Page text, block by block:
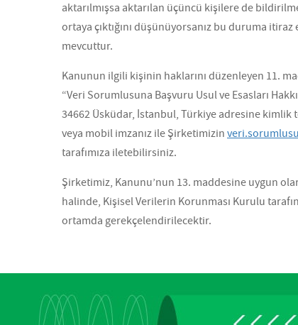
aktarılmışsa aktarılan üçüncü kişilere de
ortaya çıktığını düşünüyorsanız bu duruma
mevcuttur.
Kanunun ilgili kişinin haklarını düzenleyen 11.
“Veri Sorumlusuna Başvuru Usul ve Esasları
34662 Üsküdar, İstanbul, Türkiye adresine kimlik
veya mobil imzanız ile Şirketimizin
tarafımıza iletebilirsiniz.
Şirketimiz, Kanunu’nun 13. maddesine uygun
halinde, Kişisel Verilerin Korunması Kurulu
ortamda gerekçelendirilecektir.